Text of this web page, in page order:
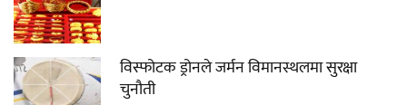
विस्फोटक ड्रोनले जर्मन विमानस्थलमा सुरक्षा
चुनौती